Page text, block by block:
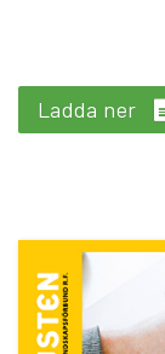
Ladda ner